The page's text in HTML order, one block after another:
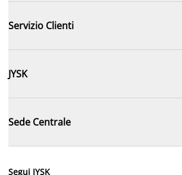
Servizio Clienti
JYSK
Sede Centrale
Segui JYSK